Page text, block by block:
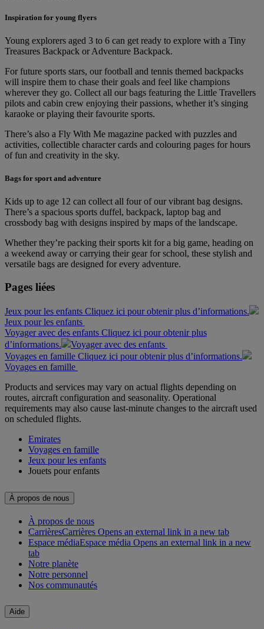
Inspiration for young flyers
Young explorers aged 3 to 6 can get ready to explore with a Tiny
Treasures Backpack or Adventure Backpack.
For future sports stars, our football and tennis themed backpacks
will inspire them to chase their goals and feel like champions
wherever they go. Collect all our bags featuring the Little Travellers
pilots and cabin crew enjoying their passions, whether it’s singing
karaoke or playing their favourite sports.
There’s also a Fly With Me magazine packed with puzzles and
activities, collectible character cards and colouring pages for hours
of fun and creativity in the sky.
Bags for sport and adventure
Kids up to age 12 can collect all four of our vibrant bag designs.
There’s a spacious sports duffel, backpack, laptop bag and
crossbody bag with designs inspired by maps of the landscape.
Whether they’re packing their sports kit for a big game, heading on
a weekend away or carrying their gear for school, these stylish and
versatile bags are designed for every adventure.
Pages liées
Jeux pour les enfants Cliquez ici pour obtenir plus d’informations.
Jeux pour les enfants
Voyager avec des enfants Cliquez ici pour obtenir plus
d’informations.
Voyager avec des enfants
Voyages en famille Cliquez ici pour obtenir plus d’informations.
Voyages en famille
Products and services may vary on actual flights depending on
routes, aircraft configuration and seasonality. Operational
requirements may also cause last-minute changes to the aircraft used
on scheduled flights.
Emirates
Voyages en famille
Jeux pour les enfants
Jouets pour enfants
À propos de nous
À propos de nous
CarrièresCarrières Opens an external link in a new tab
Espace médiaEspace média Opens an external link in a new
tab
Notre planète
Notre personnel
Nos communautés
Aide